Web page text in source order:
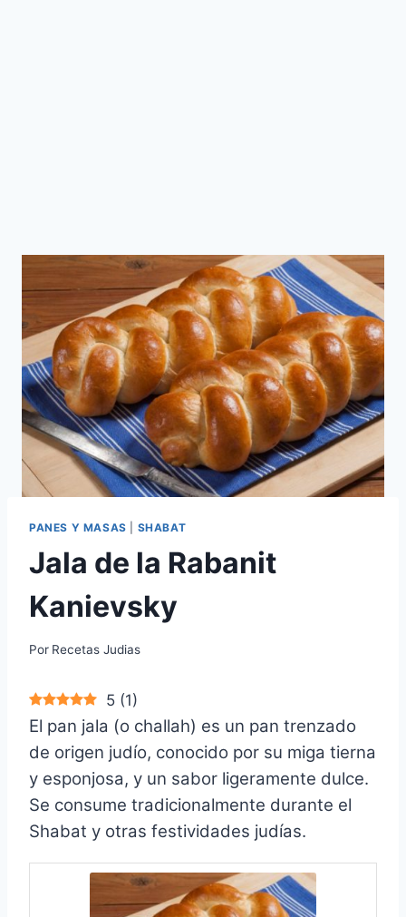
PANES Y MASAS SHABAT
Jala de la Rabanit
Kanievsky
Por Recetas Judias
5 (1)
El pan jala (o challah) es un pan trenzado
de origen judío, conocido por su miga tierna
y esponjosa, y un sabor ligeramente dulce.
Se consume tradicionalmente durante el
Shabat y otras festividades judías.